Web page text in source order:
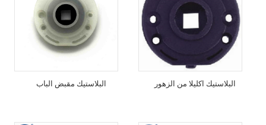
البلاستيك مقبض الباب البلاستيك اكليلا من الزهور